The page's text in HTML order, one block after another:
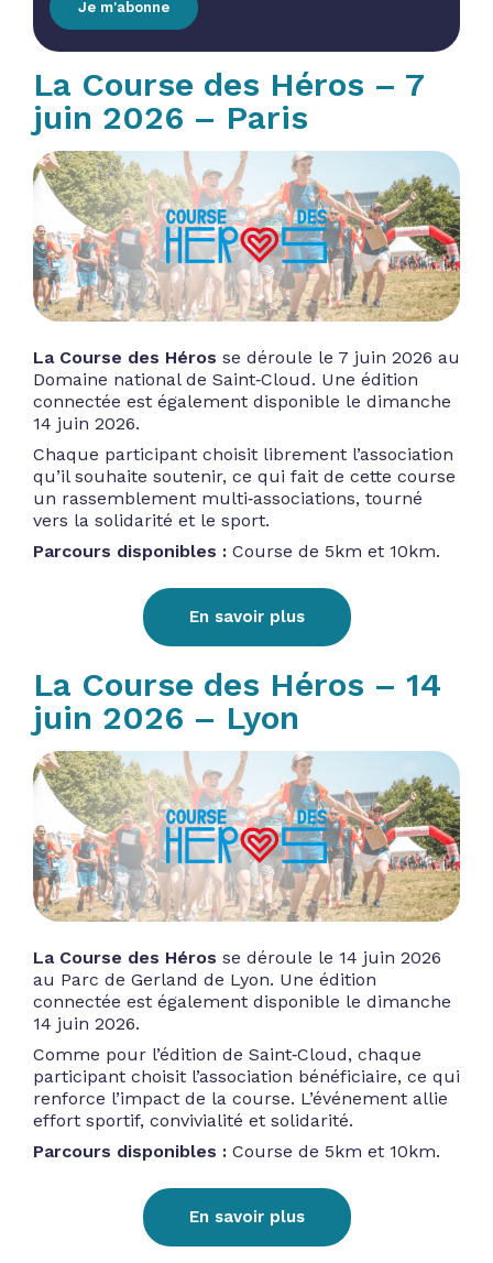
Je m'abonne
La Course des Héros – 7
juin 2026 – Paris
La Course des Héros se déroule le 7 juin 2026 au
Domaine national de Saint‑Cloud. Une édition
connectée est également disponible le dimanche
14 juin 2026.
Chaque participant choisit librement l’association
qu’il souhaite soutenir, ce qui fait de cette course
un rassemblement multi‑associations, tourné
vers la solidarité et le sport.
Parcours disponibles : Course de 5km et 10km.
En savoir plus
La Course des Héros – 14
juin 2026 – Lyon
La Course des Héros se déroule le 14 juin 2026
au Parc de Gerland de Lyon. Une édition
connectée est également disponible le dimanche
14 juin 2026.
Comme pour l’édition de Saint‑Cloud, chaque
participant choisit l’association bénéficiaire, ce qui
renforce l’impact de la course. L’événement allie
effort sportif, convivialité et solidarité.
Parcours disponibles : Course de 5km et 10km.
En savoir plus